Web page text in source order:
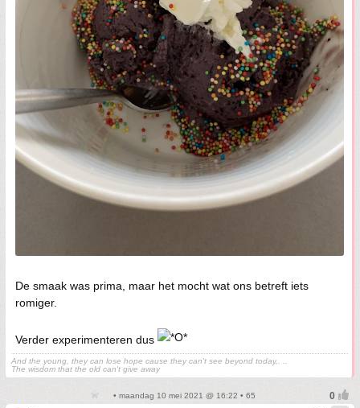
De smaak was prima, maar het mocht wat ons betreft iets
romiger.
Verder experimenteren dus
And the young, they can lose hope cause they can't see beyond today,. ..
The wisdom that the old can't give away
• maandag 10 mei 2021 @ 16:22 • 65